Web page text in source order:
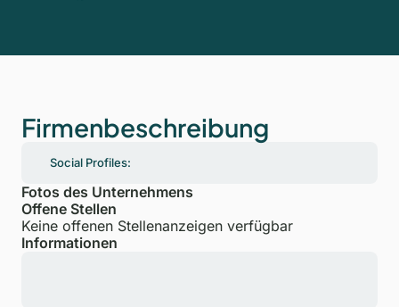
Firmenbeschreibung
Social Profiles:
Fotos des Unternehmens
Offene Stellen
Keine offenen Stellenanzeigen verfügbar
Informationen